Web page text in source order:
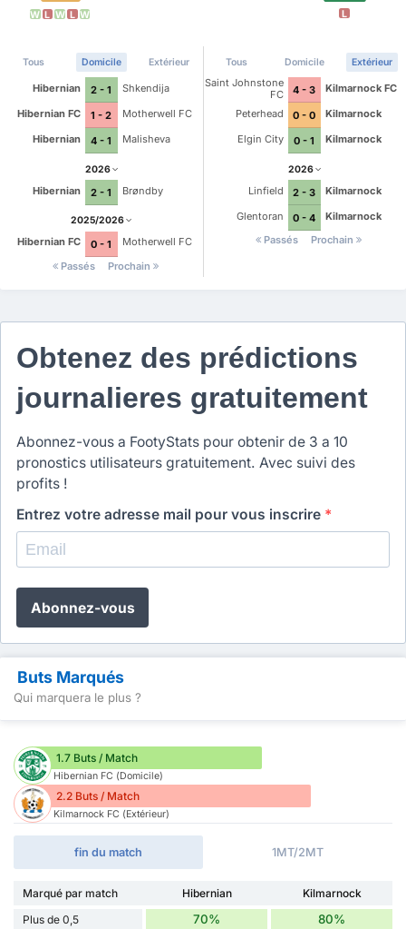
W L W L W L
Tous Domicile Extérieur
Hibernian 2 - 1
Shkendija
Hibernian FC
1 - 2
Motherwell FC
Hibernian
4 - 1 Malisheva
2026
Hibernian 2 - 1 Brøndby
2025/2026
Hibernian FC 0 - 1
Motherwell FC
Passés
Prochain
Tous Domicile Extérieur
Saint Johnstone
FC
4 - 3
Kilmarnock FC
Peterhead
0 - 0
Kilmarnock
Elgin City
0 - 1 Kilmarnock
2026
Linfield 2 - 3
Kilmarnock
Glentoran
0 - 4
Kilmarnock
Passés
Prochain
Obtenez des prédictions
journalieres gratuitement
Abonnez-vous a FootyStats pour obtenir de 3 a 10
pronostics utilisateurs gratuitement. Avec suivi des
profits !
Entrez votre adresse mail pour vous inscrire *
Abonnez-vous
Buts Marqués
Qui marquera le plus ?
1.7 Buts / Match
Hibernian FC (Domicile)
2.2 Buts / Match
Kilmarnock FC (Extérieur)
fin du match 1MT/2MT
Marqué par match Hibernian
Kilmarnock
Plus de 0,5
70% 80%